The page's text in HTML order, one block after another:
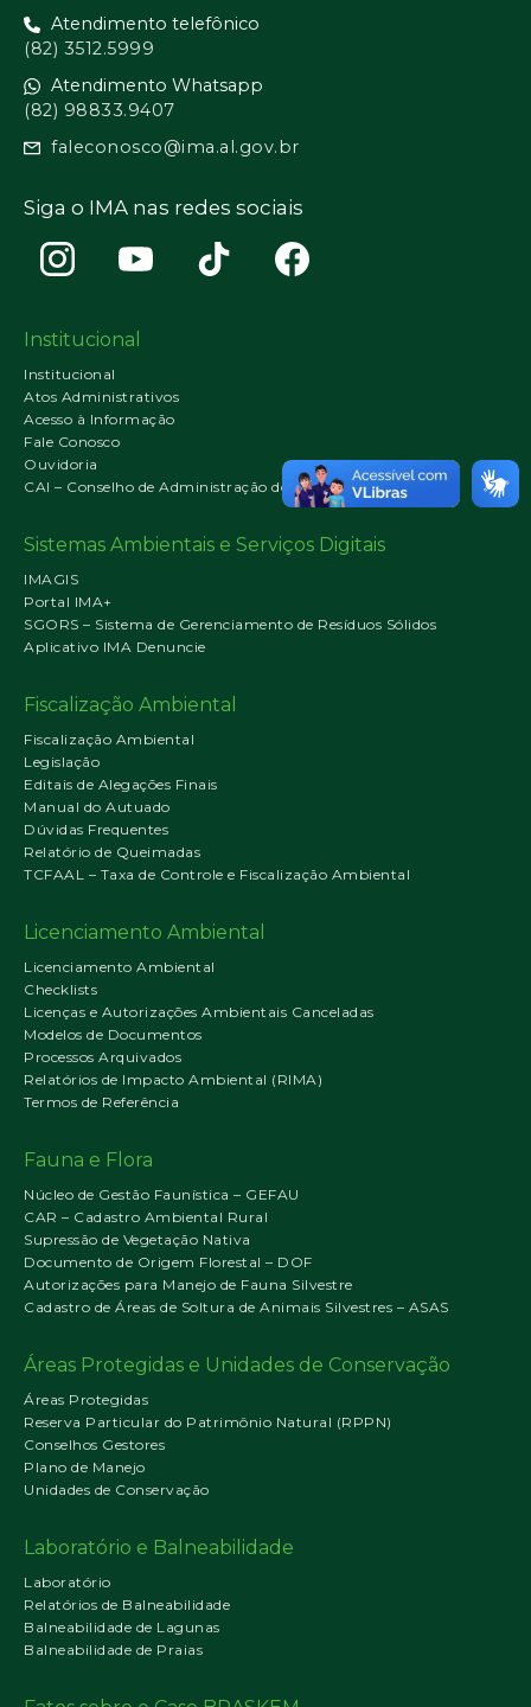
Atendimento telefônico
(82) 3512.5999
Atendimento Whatsapp
(82) 98833.9407
faleconosco@ima.al.gov.br
Siga o IMA nas redes sociais
Institucional
Institucional
Atos Administrativos
Acesso à Informação
Fale Conosco
Ouvidoria
CAI – Conselho de Administração do IMA
Sistemas Ambientais e Serviços Digitais
IMAGIS
Portal IMA+
SGORS – Sistema de Gerenciamento de Resíduos Sólidos
Aplicativo IMA Denuncie
Fiscalização Ambiental
Fiscalização Ambiental
Legislação
Editais de Alegações Finais
Manual do Autuado
Dúvidas Frequentes
Relatório de Queimadas
TCFAAL – Taxa de Controle e Fiscalização Ambiental
Licenciamento Ambiental
Licenciamento Ambiental
Checklists
Licenças e Autorizações Ambientais Canceladas
Modelos de Documentos
Processos Arquivados
Relatórios de Impacto Ambiental (RIMA)
Termos de Referência
Fauna e Flora
Núcleo de Gestão Faunística – GEFAU
CAR – Cadastro Ambiental Rural
Supressão de Vegetação Nativa
Documento de Origem Florestal – DOF
Autorizações para Manejo de Fauna Silvestre
Cadastro de Áreas de Soltura de Animais Silvestres – ASAS
Áreas Protegidas e Unidades de Conservação
Áreas Protegidas
Reserva Particular do Patrimônio Natural (RPPN)
Conselhos Gestores
Plano de Manejo
Unidades de Conservação
Laboratório e Balneabilidade
Laboratório
Relatórios de Balneabilidade
Balneabilidade de Lagunas
Balneabilidade de Praias